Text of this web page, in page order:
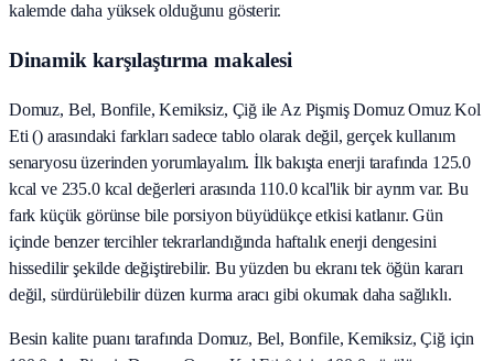
kalemde daha yüksek olduğunu gösterir.
Dinamik karşılaştırma makalesi
Domuz, Bel, Bonfile, Kemiksiz, Çiğ ile Az Pişmiş Domuz Omuz Kol
Eti () arasındaki farkları sadece tablo olarak değil, gerçek kullanım
senaryosu üzerinden yorumlayalım. İlk bakışta enerji tarafında 125.0
kcal ve 235.0 kcal değerleri arasında 110.0 kcal'lik bir ayrım var. Bu
fark küçük görünse bile porsiyon büyüdükçe etkisi katlanır. Gün
içinde benzer tercihler tekrarlandığında haftalık enerji dengesini
hissedilir şekilde değiştirebilir. Bu yüzden bu ekranı tek öğün kararı
değil, sürdürülebilir düzen kurma aracı gibi okumak daha sağlıklı.
Besin kalite puanı tarafında Domuz, Bel, Bonfile, Kemiksiz, Çiğ için